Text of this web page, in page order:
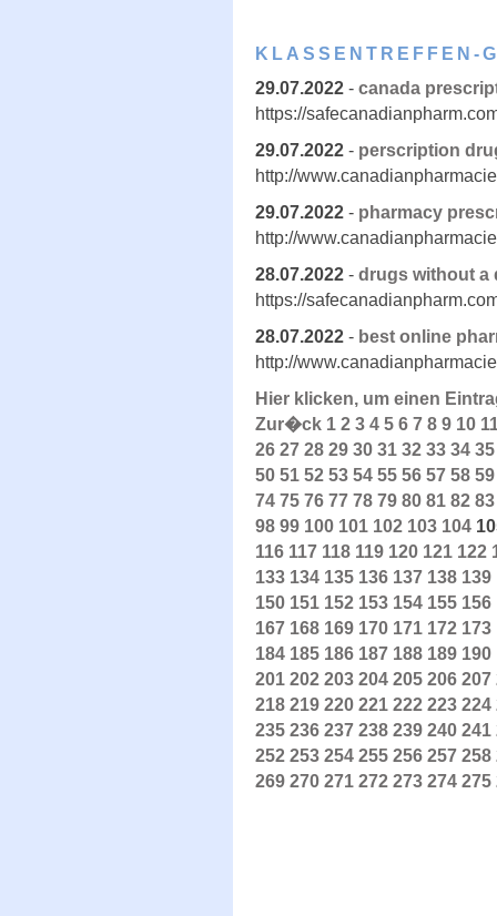
KLASSENTREFFEN-
29.07.2022 - canada
https://
29.07.2022 - perscription
http://
29.07.2022 - pharmacy
http://
28.07.2022 - drugs without a
https://
28.07.2022 - best online
http://
Hier klicken, um einen
Zur�ck 1 2 3 4 5 6 7 8 9 10
26 27 28 29 30 31 32 33 34 35
50 51 52 53 54 55 56 57 58 59
74 75 76 77 78 79 80 81 82 83
98 99 100 101 102 103 104
116 117 118 119 120 121 122
133 134 135 136 137 138 139
150 151 152 153 154 155 156
167 168 169 170 171 172 173
184 185 186 187 188 189 190
201 202 203 204 205 206 207
218 219 220 221 222 223 224
235 236 237 238 239 240 241
252 253 254 255 256 257 258
269 270 271 272 273 274 275